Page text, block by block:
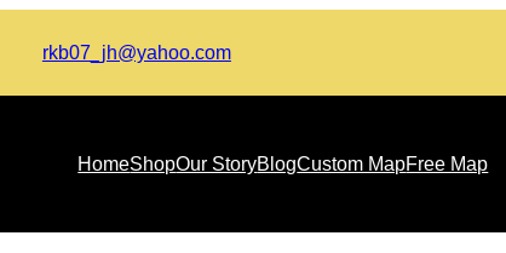
rkb07_jh@yahoo.com
HomeShopOur StoryBlogCustom MapFree Map